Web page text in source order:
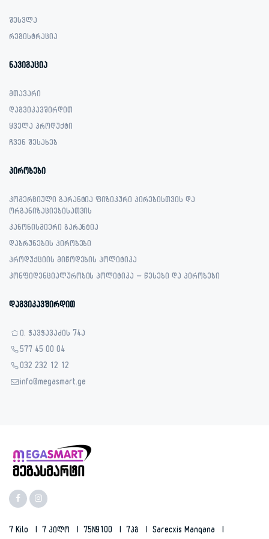
შესვლა
რეგისტრაცია
ნავიგაცია
მთავარი
დაგვიკავშირდით
ყველა პროდუქტი
ჩვენ შესახებ
პირობები
კომერციული გარანტია ფიზიკური პირებისთვის და
ორგანიზაციებისათვის
კანონისმიერი გარანტია
დაბრუნების პირობები
პროდუქციის მიწოდების პოლიტიკა
კონფიდენციალურობის პოლიტიკა – წესები და პირობები
დაგვიკავშირდით
ი. ჭავჭავაძის 74ა
577 45 00 04
032 232 12 12
info@megasmart.ge
7 Kilo 7 Კილო 75N9100 7კგ
Sarecxis Manqana